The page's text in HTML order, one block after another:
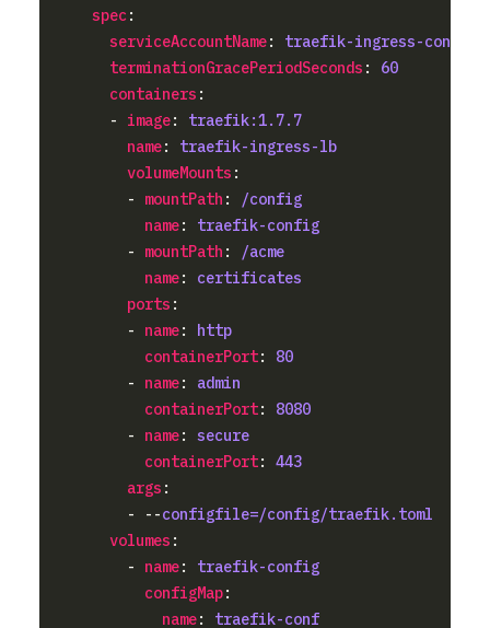
spec
serviceAccountName: traefik-ingress-
terminationGracePeriodSeconds : 60
containers
      -
image: traefik:1.7.7
name: traefik-ingress-lb
volumeMounts
        -
mountPath :
/config
name: traefik-config
        -
mountPath :
/acme
name: certificates
ports
        -
name: http
containerPort: 80
        -
name: admin
containerPort: 8080
        -
name: secure
containerPort: 443
args
        - --
configfile=/config/traefik.toml
volumes
        -
name: traefik-config
configMap
name: traefik-conf